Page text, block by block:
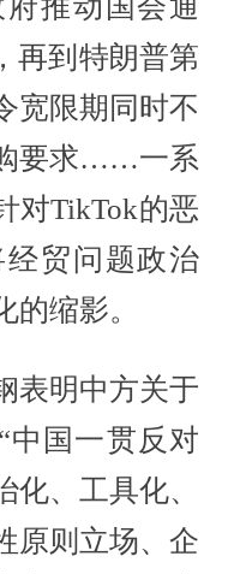
推动国会通
再到特朗普第
宽限期同时不
要求……一系
对TikTok的恶
贸问题政治
缩影。
明中方关于
中国一贯反对
、工具化、
原则立场、企